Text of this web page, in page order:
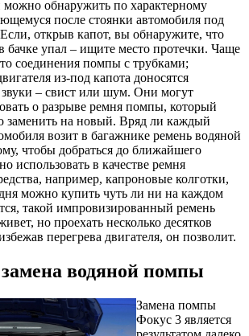
можно обнаружить по характерному
после стоянки автомобиля под
открыв капот, вы обнаружите, что
упал – ищите место протечки. Чаще
соединения помпы с трубками;
из-под капота доносятся
– свист или шум. Они могут
о разрыве ремня помпы, который
заменить на новый. Вряд ли каждый
возит в багажнике ремень водяной
чтобы добраться до ближайшего
использовать в качестве ремня
например, капроновые колготки,
можно купить чуть ли ни на каждом
такой импровизированный ремень
но проехать несколько десятков
перегрева двигателя, он позволит.
водяной помпы
Замена помпы
Фокус 3 является